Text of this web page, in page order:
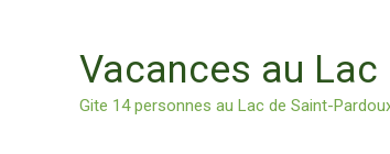
Vacances au Lac
Gite 14 personnes au Lac de Saint-